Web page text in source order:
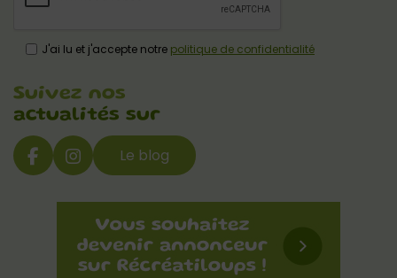
J'ai lu et j'accepte notre politique de confidentialité
Suivez nos
actualités sur
Le blog